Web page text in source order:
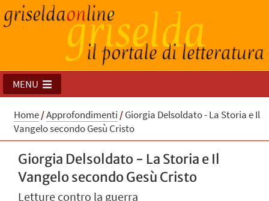
MENU
Home/Approfondimenti/Giorgia Delsoldato - La Storia e Il
Vangelo secondo Gesù Cristo
Giorgia Delsoldato - La Storia e Il
Vangelo secondo Gesù Cristo
Letture contro la guerra